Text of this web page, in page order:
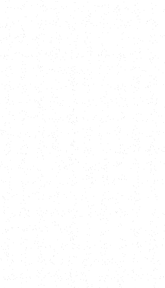
персональных данных в соответствии
проспект ВО., д. 80,БЦ
1-Н, 166